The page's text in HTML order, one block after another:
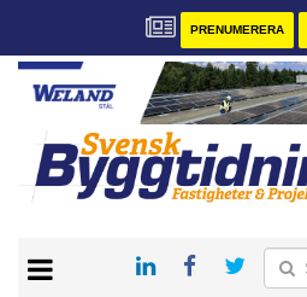
PRENUMERERA